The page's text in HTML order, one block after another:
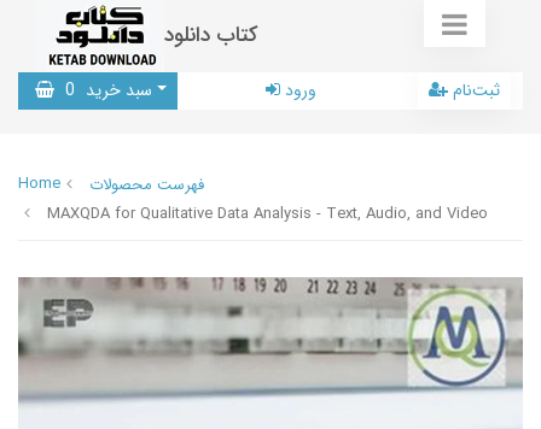
کتاب دانلود
سبد خرید 0 ورود ثبت‌نام
Home
فهرست محصولات
MAXQDA for Qualitative Data Analysis - Text, Audio, and Video